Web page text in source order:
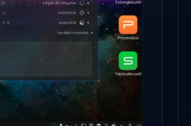
Microsoft odaadta a kulcsokat a
hatóságoknak, hogy visszafejthessék
az adatokat.